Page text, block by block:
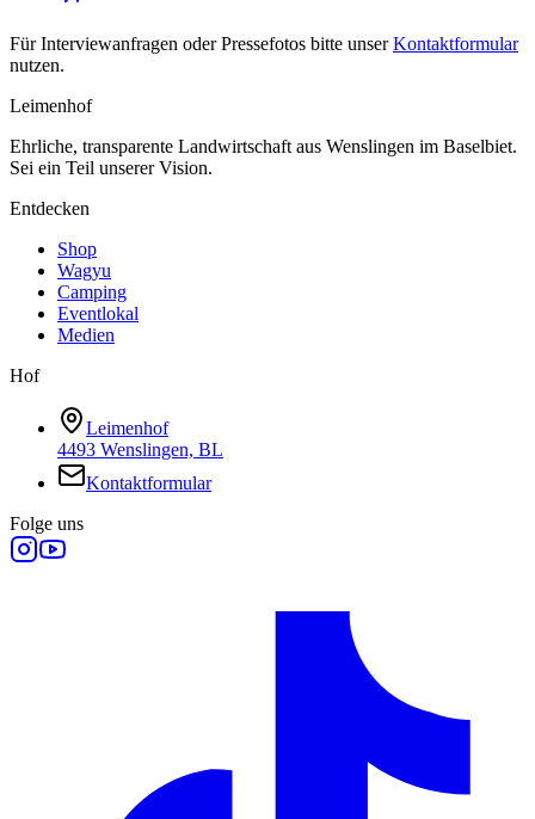
Für Interviewanfragen oder Pressefotos bitte unser Kontaktformular
nutzen.
Leimenhof
Ehrliche, transparente Landwirtschaft aus Wenslingen im Baselbiet.
Sei ein Teil unserer Vision.
Entdecken
Shop
Wagyu
Camping
Eventlokal
Medien
Hof
Leimenhof
4493 Wenslingen, BL
Kontaktformular
Folge uns